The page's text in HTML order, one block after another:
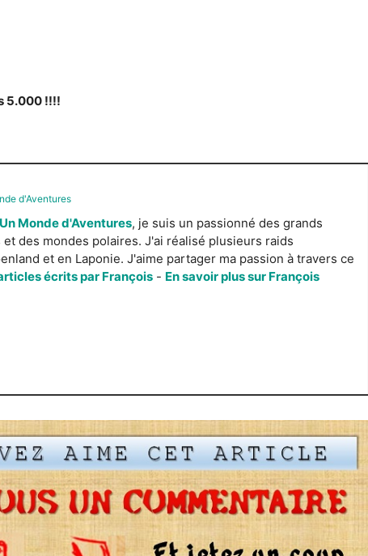
5.000 !!!!
d'Aventures
Un Monde d'Aventures, je suis un passionné des grands
et des mondes polaires. J'ai réalisé plusieurs raids
et en Laponie. J'aime partager ma passion à travers ce
écrits par François - En savoir plus sur François